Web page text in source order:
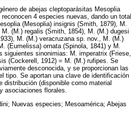
de abejas cleptoparásitas Mesoplia
4 especies nuevas, dando un total
(Mesoplia) insignis (Smith, 1879), M.
(M.) regalis (Smith, 1854), M. (M.) dugesi
M. (M.) veracruzana sp. nov., M. (M.)
(Eumelissa) ornata (Spinola, 1841) y M.
siguientes sinonimias: M. imperatrix (Friese,
(Cockerell, 1912) = M. (M.) rufipes. Se
desconocida, y se proporcionan las
tipo. Se aportan una clave de identificación
(disponible como material
asociaciones florales.
Nuevas especies; Mesoamérica; Abejas